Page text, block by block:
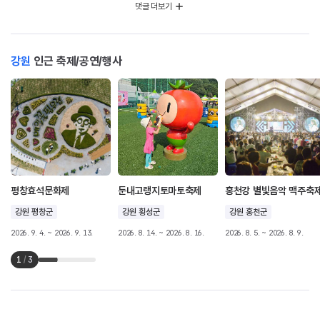
댓글 더보기
강원 인근 축제/공연/행사
평창효석문화제
강원 평창군
2026. 9. 4. ~ 2026. 9. 13.
둔내고랭지토마토축제
강원 횡성군
2026. 8. 14. ~ 2026. 8. 16.
홍천강 별빛음악 맥주축
강원 홍천군
2026. 8. 5. ~ 2026. 8. 9.
1 / 3